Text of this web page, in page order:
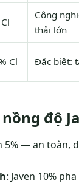
Công
thải lớn
Cl Đặc biệt:
độ
5% — an toàn,
: Javen 10%